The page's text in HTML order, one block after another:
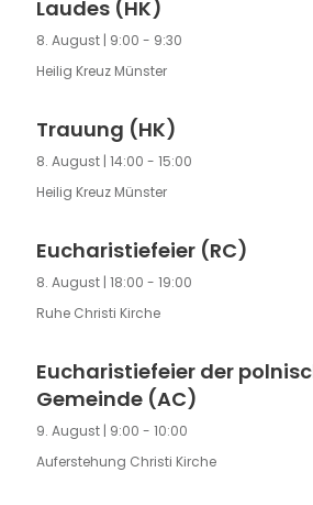
Laudes (HK)
8. August | 9:00 - 9:30
Heilig Kreuz Münster
Trauung (HK)
8. August | 14:00 - 15:00
Heilig Kreuz Münster
Eucharistiefeier (RC)
8. August | 18:00 - 19:00
Ruhe Christi Kirche
Eucharistiefeier der
Gemeinde (AC)
9. August | 9:00 - 10:00
Auferstehung Christi Kirche